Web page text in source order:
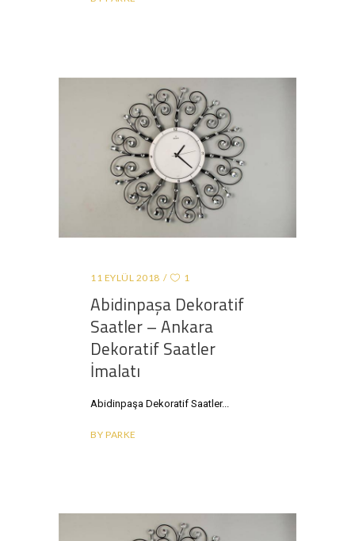
11 EYLÜL 2018 1
Abidinpaşa Dekoratif
Saatler – Ankara
Dekoratif Saatler
İmalatı
Abidinpaşa Dekoratif Saatler
BY PARKE